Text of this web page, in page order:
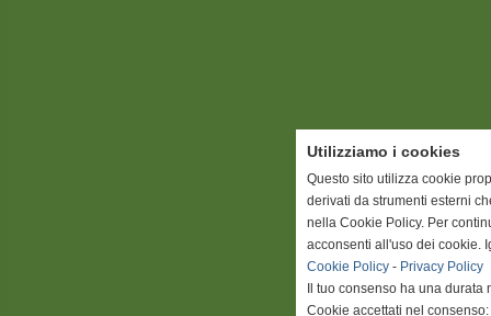
Utilizziamo i cookies
Questo sito utilizza cookie
derivati da strumenti esterni
nella Cookie Policy. Per
acconsenti all'uso dei cookie.
Cookie Policy - Privacy Policy
Il tuo consenso ha una durata
Cookie accettati nel